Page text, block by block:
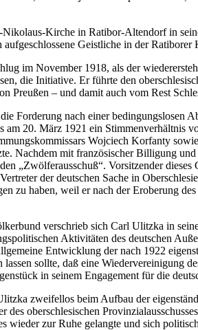
Kirche in Ratibor-Altendorf in
aufgeschlossene Geistliche in der
im November 1918, als der
die Initiative. Er führte den
Preußen – und damit auch vom Rest
Forderung nach einer bedingungslosen
20. März 1921 ein Stimmenverhältnis
Wojciech Korfanty
Nachdem mit französischer Billigung
„Zwölferausschuß“. Vorsitzender
der deutschen Sache in
zu haben, weil er nach der Eroberung
verschrieb sich Carl Ulitzka in
Aktivitäten des deutschen
Entwicklung der nach 1922
sollte, daß eine Wiedervereinigung
in seinem Engagement für die
zweifellos beim Aufbau der
des oberschlesischen
wieder zur Ruhe gelangte und sich